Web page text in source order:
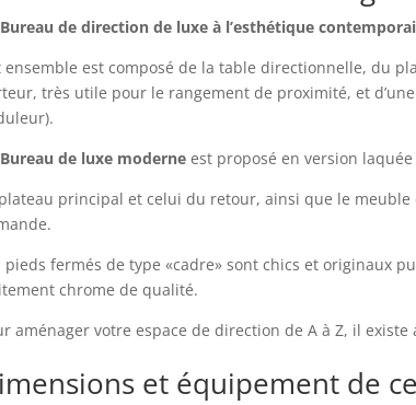
Bureau de direction de luxe à l’esthétique
ensemble est composé de la table directionnelle, du
très utile pour le rangement de proximité, et
Bureau de luxe moderne est proposé en version
principal et celui du retour, ainsi que le meuble
pieds fermés de type «cadre» sont chics et originaux
chrome de qualité.
aménager votre espace de direction de A à Z, il
et équipement de